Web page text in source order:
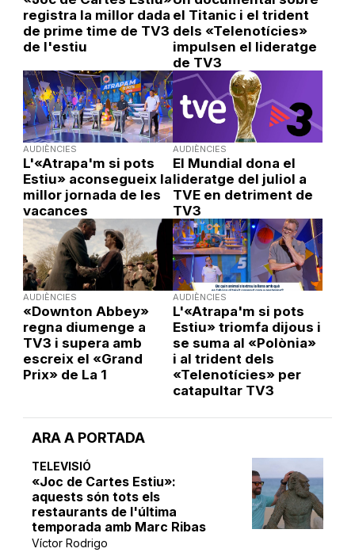
ARA A PORTADA
TELEVISIÓ
«Joc de Cartes Estiu»:
aquests són tots els
restaurants de l'última
temporada amb Marc Ribas
Víctor Rodrigo
registra la millor dada
de prime time de TV3
de l'estiu
el Titanic i el trident
dels «Telenotícies»
impulsen el lideratge
de TV3
AUDIÈNCIES
L'«Atrapa'm si pots
Estiu» aconsegueix la
millor jornada de les
vacances
AUDIÈNCIES
El Mundial dona el
lideratge del juliol a
TVE en detriment de
TV3
AUDIÈNCIES
«Downton Abbey»
regna diumenge a
TV3 i supera amb
escreix el «Grand
Prix» de La 1
AUDIÈNCIES
L'«Atrapa'm si pots
Estiu» triomfa dijous i
se suma al «Polònia»
i al trident dels
«Telenotícies» per
catapultar TV3